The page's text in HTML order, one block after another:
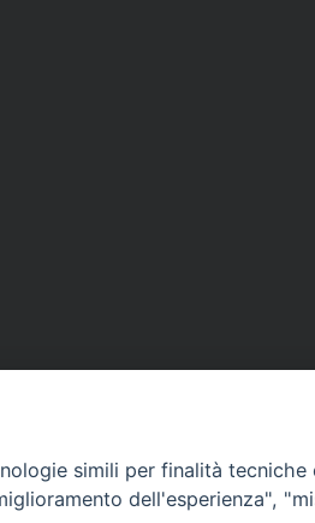
simili per finalità
dell'esperienza",